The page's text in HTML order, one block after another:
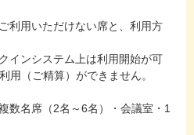
利用いただけない席と、利用方
インシステム上は利用開始が可
用（ご精算）ができません。
数名席（2名～6名）・会議室・1